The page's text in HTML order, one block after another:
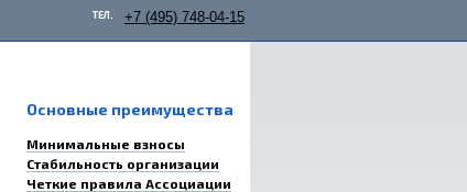
ТЕЛ. +7 (495) 748-04-15
Основные преимущества
Минимальные взносы
Стабильность организации
Четкие правила Ассоциации